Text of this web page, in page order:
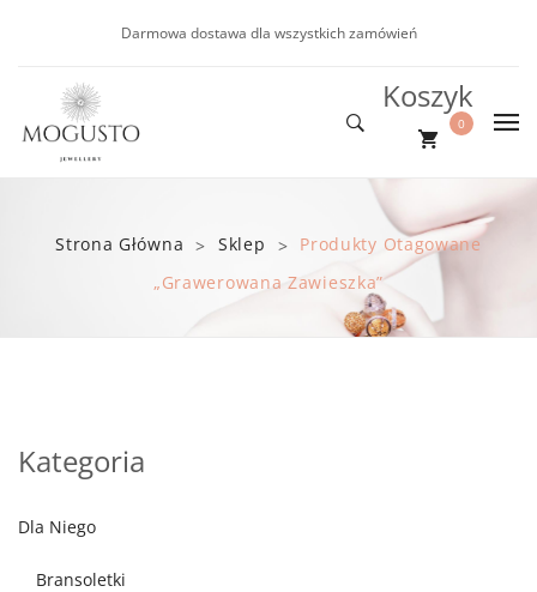
Darmowa dostawa dla wszystkich zamówień
Koszyk
0
Nie ma produktów w koszyku.
Kolczyki
Bransoletki
NOWOŚCI
Strona Główna > Sklep > Produkty Otagowane
„grawerowana Zawieszka”
Kategoria
Dla Niego
Bransoletki